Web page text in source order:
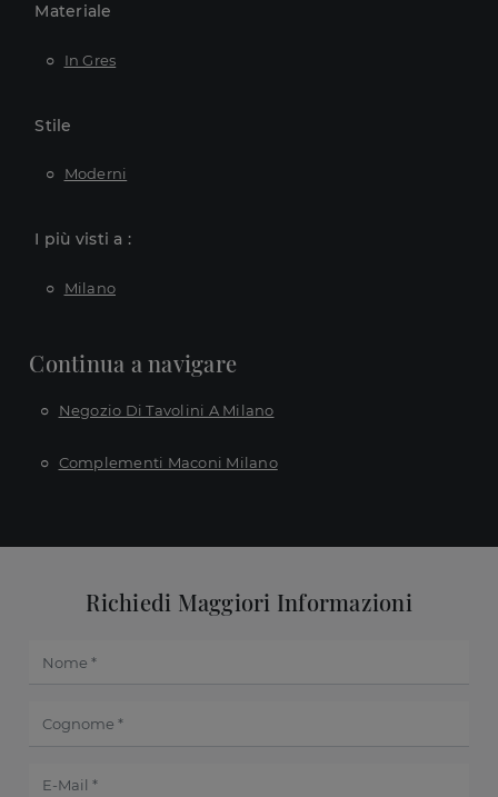
Materiale
In Gres
Stile
Moderni
I più visti a :
Milano
Continua a navigare
Negozio Di Tavolini A Milano
Complementi Maconi Milano
Richiedi Maggiori Informazioni